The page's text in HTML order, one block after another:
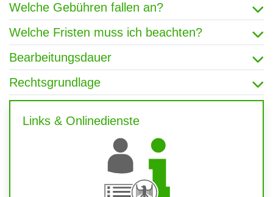
Welche Gebühren fallen an?
Welche Fristen muss ich beachten?
Bearbeitungsdauer
Rechtsgrundlage
Links & Onlinedienste